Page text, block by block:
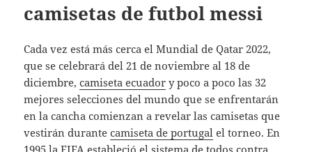
camisetas de futbol messi
Cada vez está más cerca el Mundial de Qatar 2022,
que se celebrará del 21 de noviembre al 18 de
diciembre,camiseta ecuador y poco a poco las 32
mejores selecciones del mundo que se enfrentarán
en la cancha comienzan a revelar las camisetas que
vestirán durantecamiseta de portugal el torneo. En